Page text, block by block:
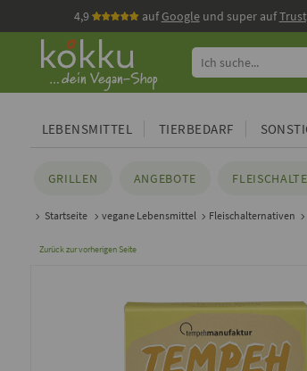
4,9 aufGoogleund super auf
LEBENSMITTEL TIERBEDARF
GRILLEN ANGEBOTE
Startseite vegane Lebensmittel Fleischalternativen
Zurück zur vorherigen Seite